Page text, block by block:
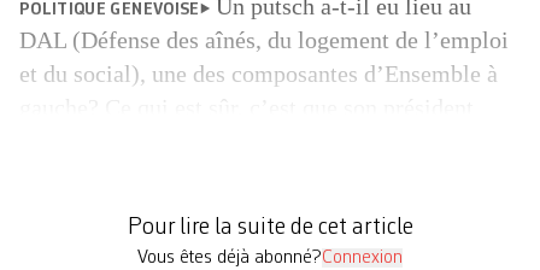
POLITIQUE GENEVOISE
Un putsch a-t-il eu lieu au
DAL (Défense des aînés, du logement de l’emploi
et du social), une des composantes d’Ensemble à
radical de […]
Pour lire la suite de cet article
Vous êtes déjà abonné?Connexion